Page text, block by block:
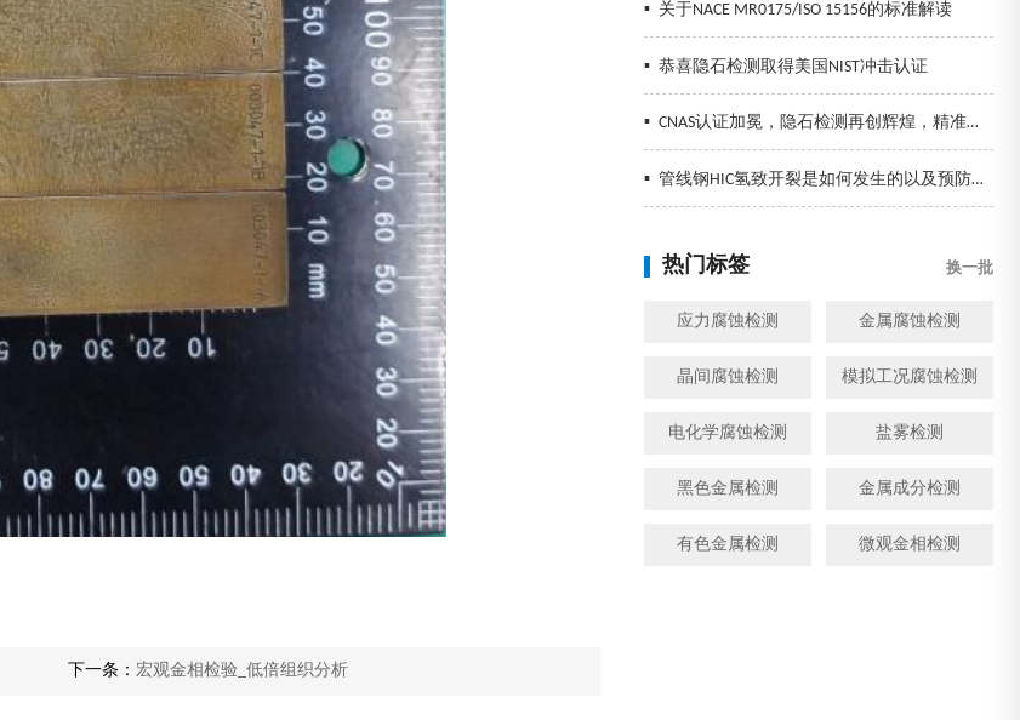
▪ 关于NACE MR0175/ISO 15156的标准解读
▪ 恭喜隐石检测取得美国NIST冲击认证
▪ CNAS认证加冕，隐石检测再创辉煌，精准检测助力企业发展！
▪ 管线钢HIC氢致开裂是如何发生的以及预防措施
热门标签 换一批
应力腐蚀检测 金属腐蚀检测
晶间腐蚀检测 模拟工况腐蚀检测
电化学腐蚀检测 盐雾检测
黑色金属检测 金属成分检测
有色金属检测 微观金相检测
下一条： 宏观金相检验_低倍组织分析